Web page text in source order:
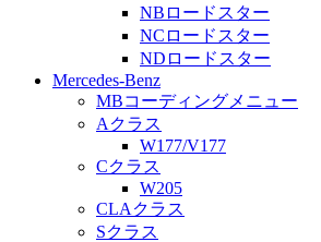
NBロードスター
NCロードスター
NDロードスター
Mercedes-Benz
MBコーディングメニュー
Aクラス
W177/V177
Cクラス
W205
CLAクラス
Sクラス